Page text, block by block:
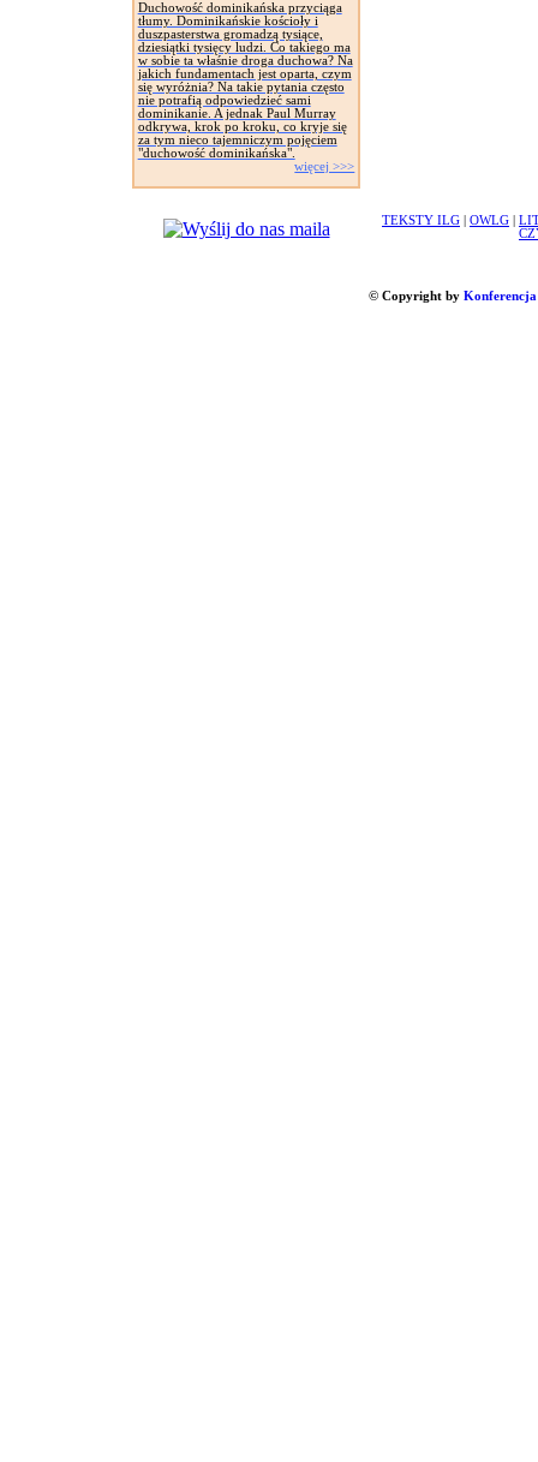
Duchowość dominikańska przyciąga
tłumy. Dominikańskie kościoły i
duszpasterstwa gromadzą tysiące,
dziesiątki tysięcy ludzi. Co takiego ma
w sobie ta właśnie droga duchowa? Na
jakich fundamentach jest oparta, czym
się wyróżnia? Na takie pytania często
nie potrafią odpowiedzieć sami
dominikanie. A jednak Paul Murray
odkrywa, krok po kroku, co kryje się
za tym nieco tajemniczym pojęciem
"duchowość dominikańska".
więcej >>>
TEKSTY ILG OWLG
© Copyright by Konferencja